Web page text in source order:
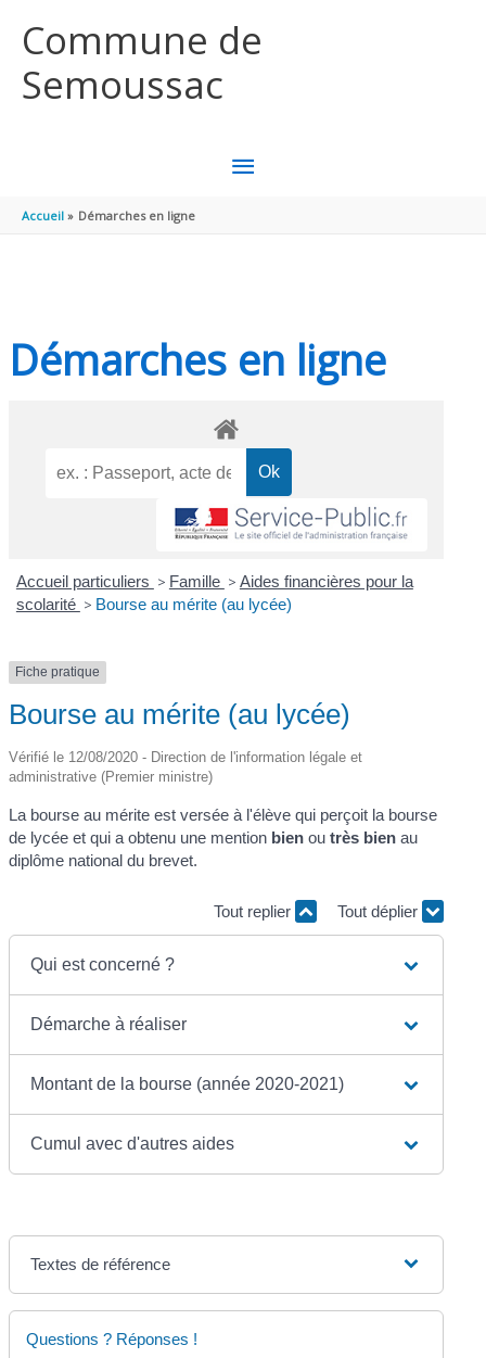
Commune de
Semoussac
MENU
Accueil Démarches en ligne
Démarches en ligne
Accueil particuliers > Famille > Aides financières pour la
scolarité > Bourse au mérite (au lycée)
Fiche pratique
Bourse au mérite (au lycée)
Vérifié le 12/08/2020 - Direction de l'information légale et
administrative (Premier ministre)
La bourse au mérite est versée à l'élève qui perçoit la bourse
de lycée et qui a obtenu une mention bien outrès bien au
diplôme national du brevet.
Tout replier Tout déplier
Qui est concerné ?
Démarche à réaliser
Montant de la bourse (année 2020-2021)
Cumul avec d'autres aides
Textes de référence
Questions ? Réponses !